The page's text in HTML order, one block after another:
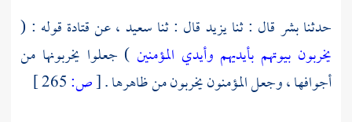
حدثنابشر قال : ثنايزيد قال : ثنا سعيد ، عنقتادة قوله : (
يخربون بيوتهم بأيديهم وأيدي المؤمنين ) جعلوا يخربونها من
أجوافها ، وجعل المؤمنون يخربون من ظاهرها .[ص: